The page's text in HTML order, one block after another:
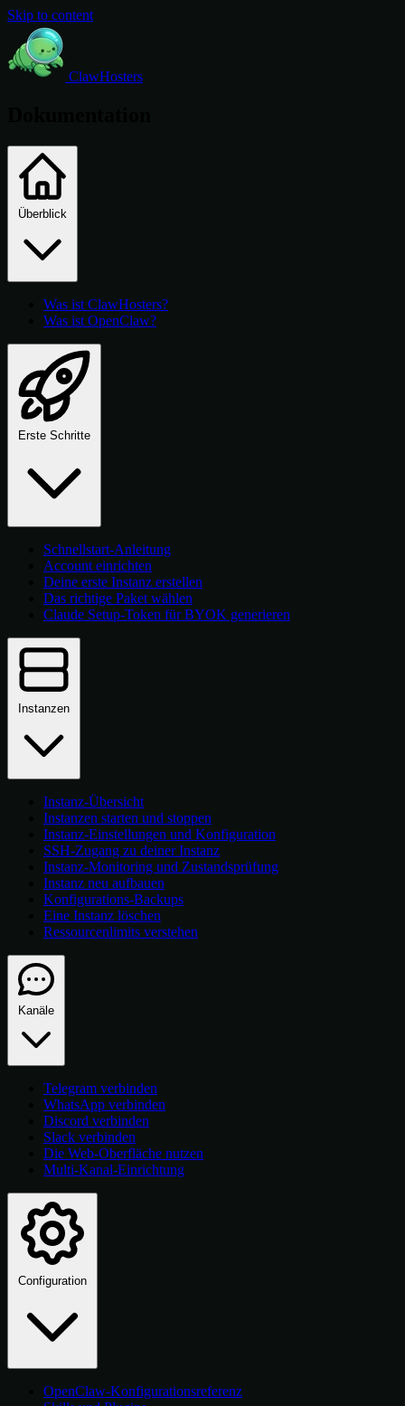
Skip to content
ClawHosters
Überblick
Was ist ClawHosters?
Was ist OpenClaw?
Erste Schritte
Schnellstart-Anleitung
Account einrichten
Deine erste Instanz erstellen
Das richtige Paket wählen
Claude Setup-Token für BYOK generieren
Instanzen
Instanz-Übersicht
Instanzen starten und stoppen
Instanz-Einstellungen und Konfiguration
SSH-Zugang zu deiner Instanz
Instanz-Monitoring und Zustandsprüfung
Instanz neu aufbauen
Konfigurations-Backups
Eine Instanz löschen
Ressourcenlimits verstehen
Kanäle
Telegram verbinden
WhatsApp verbinden
Discord verbinden
Slack verbinden
Die Web-Oberfläche nutzen
Multi-Kanal-Einrichtung
Configuration
OpenClaw-Konfigurationsreferenz